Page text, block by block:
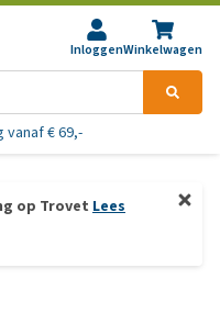
InloggenWinkelwagen
vanaf € 69,-
op Trovet Lees